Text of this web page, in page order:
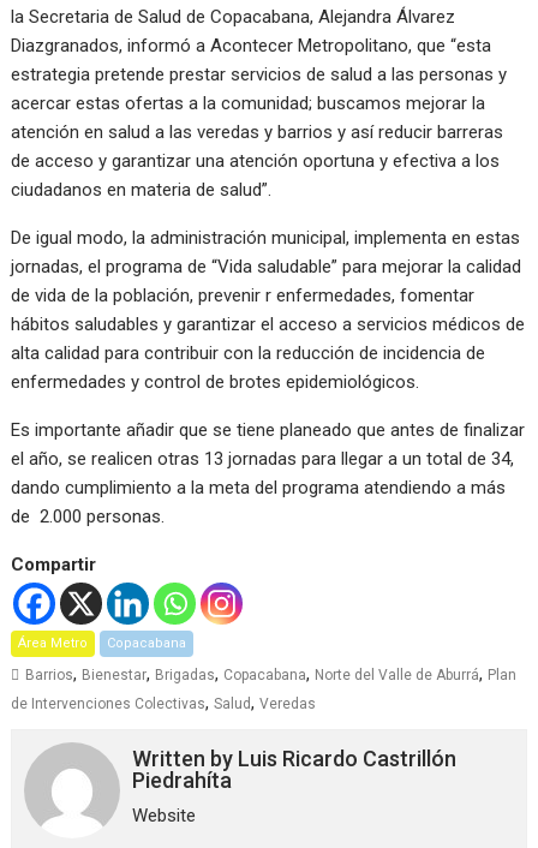
la Secretaria de Salud de Copacabana, Alejandra Álvarez
Diazgranados, informó a Acontecer Metropolitano, que “esta
estrategia pretende prestar servicios de salud a las personas y
acercar estas ofertas a la comunidad; buscamos mejorar la
atención en salud a las veredas y barrios y así reducir barreras
de acceso y garantizar una atención oportuna y efectiva a los
ciudadanos en materia de salud”.
De igual modo, la administración municipal, implementa en estas
jornadas, el programa de “Vida saludable” para mejorar la calidad
de vida de la población, prevenir r enfermedades, fomentar
hábitos saludables y garantizar el acceso a servicios médicos de
alta calidad para contribuir con la reducción de incidencia de
enfermedades y control de brotes epidemiológicos.
Es importante añadir que se tiene planeado que antes de finalizar
el año, se realicen otras 13 jornadas para llegar a un total de 34,
dando cumplimiento a la meta del programa atendiendo a más
de 2.000 personas.
Compartir
Área Metro Copacabana
Barrios, Bienestar, Brigadas, Copacabana, Norte del Valle de Aburrá, Plan
de Intervenciones Colectivas,Salud,Veredas
Written by Luis Ricardo Castrillón
Piedrahíta
Website